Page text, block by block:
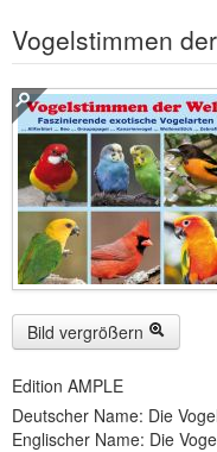
SCHWEIZ(16)
Buckelwiesen und
Serie
CDs
SOFORT
CD-ROM-MP3/DVD-
Spezial, Buch(28)
Vogelstimmen
Bild vergrößern
Edition AMPLE
Deutscher Name: Die
Englischer Name: Die